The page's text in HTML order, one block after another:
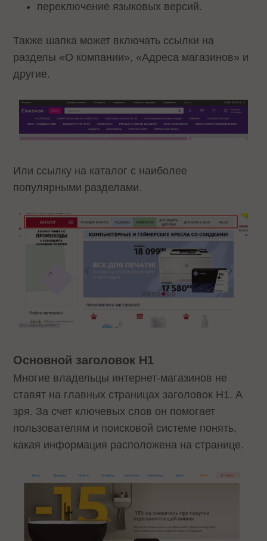
переключение языковых версий.
Также шапка может включать ссылки на
разделы «О компании», «Адреса магазинов» и
другие.
Или ссылку на каталог с наиболее
популярными разделами.
Основной заголовок Н1
Многие владельцы интернет-магазинов не
ставят на главных страницах заголовок Н1. А
зря. За счет ключевых слов он помогает
пользователям и поисковой системе понять,
какая информация расположена на странице.